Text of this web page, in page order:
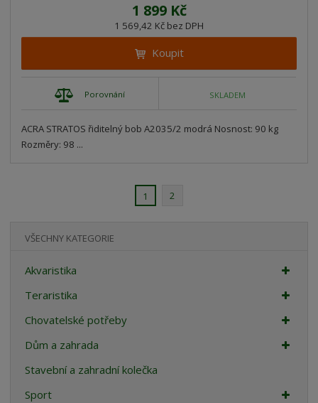
1 899 Kč
1 569,42 Kč bez DPH
Koupit
Porovnání SKLADEM
ACRA STRATOS řiditelný bob A2035/2 modrá Nosnost: 90 kg
Rozměry: 98 ...
1 2
VŠECHNY KATEGORIE
Akvaristika
Teraristika
Chovatelské potřeby
Dům a zahrada
Stavební a zahradní kolečka
Sport